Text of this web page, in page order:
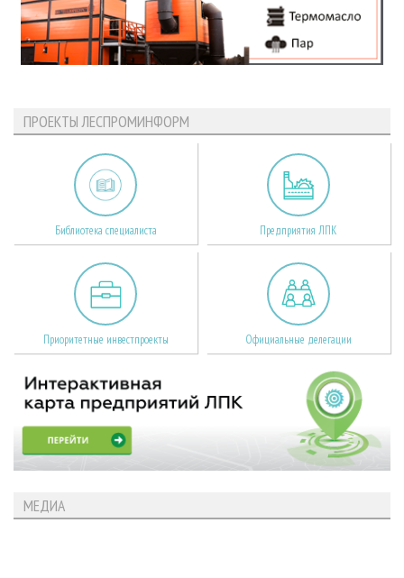
ПРОЕКТЫ ЛЕСПРОМИНФОРМ
Библиотека специалиста Предприятия ЛПК
Приоритетные инвестпроекты Официальные делегации
МЕДИА